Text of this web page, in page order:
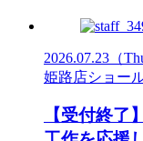
2026.07.23 （
姫路店ショー
【受付終了